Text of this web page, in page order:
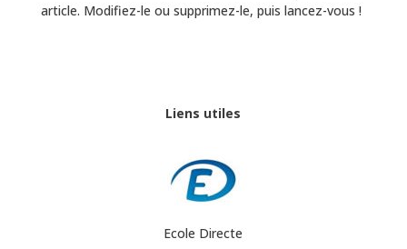
article. Modifiez-le ou supprimez-le, puis lancez-vous !
Liens utiles
Ecole Directe